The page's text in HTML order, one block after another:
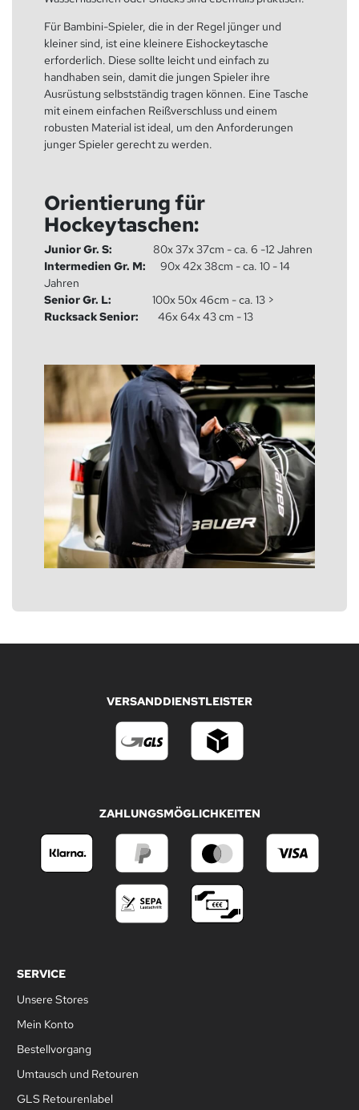
Für Bambini-Spieler, die in der Regel jünger und
kleiner sind, ist eine kleinere Eishockeytasche
erforderlich. Diese sollte leicht und einfach zu
handhaben sein, damit die jungen Spieler ihre
Ausrüstung selbstständig tragen können. Eine Tasche
mit einem einfachen Reißverschluss und einem
robusten Material ist ideal, um den Anforderungen
junger Spieler gerecht zu werden.
Orientierung für
Hockeytaschen:
Junior Gr. S: 80x 37x 37cm - ca. 6 -12 Jahren
Intermedien Gr. M: 90x 42x 38cm - ca. 10 - 14
Jahren
Senior Gr. L: 100x 50x 46cm - ca. 13 >
Rucksack Senior: 46x 64x 43 cm - 13
VERSANDDIENSTLEISTER
ZAHLUNGSMÖGLICHKEITEN
SERVICE
Unsere Stores
Mein Konto
Bestellvorgang
Umtausch und Retouren
GLS Retourenlabel